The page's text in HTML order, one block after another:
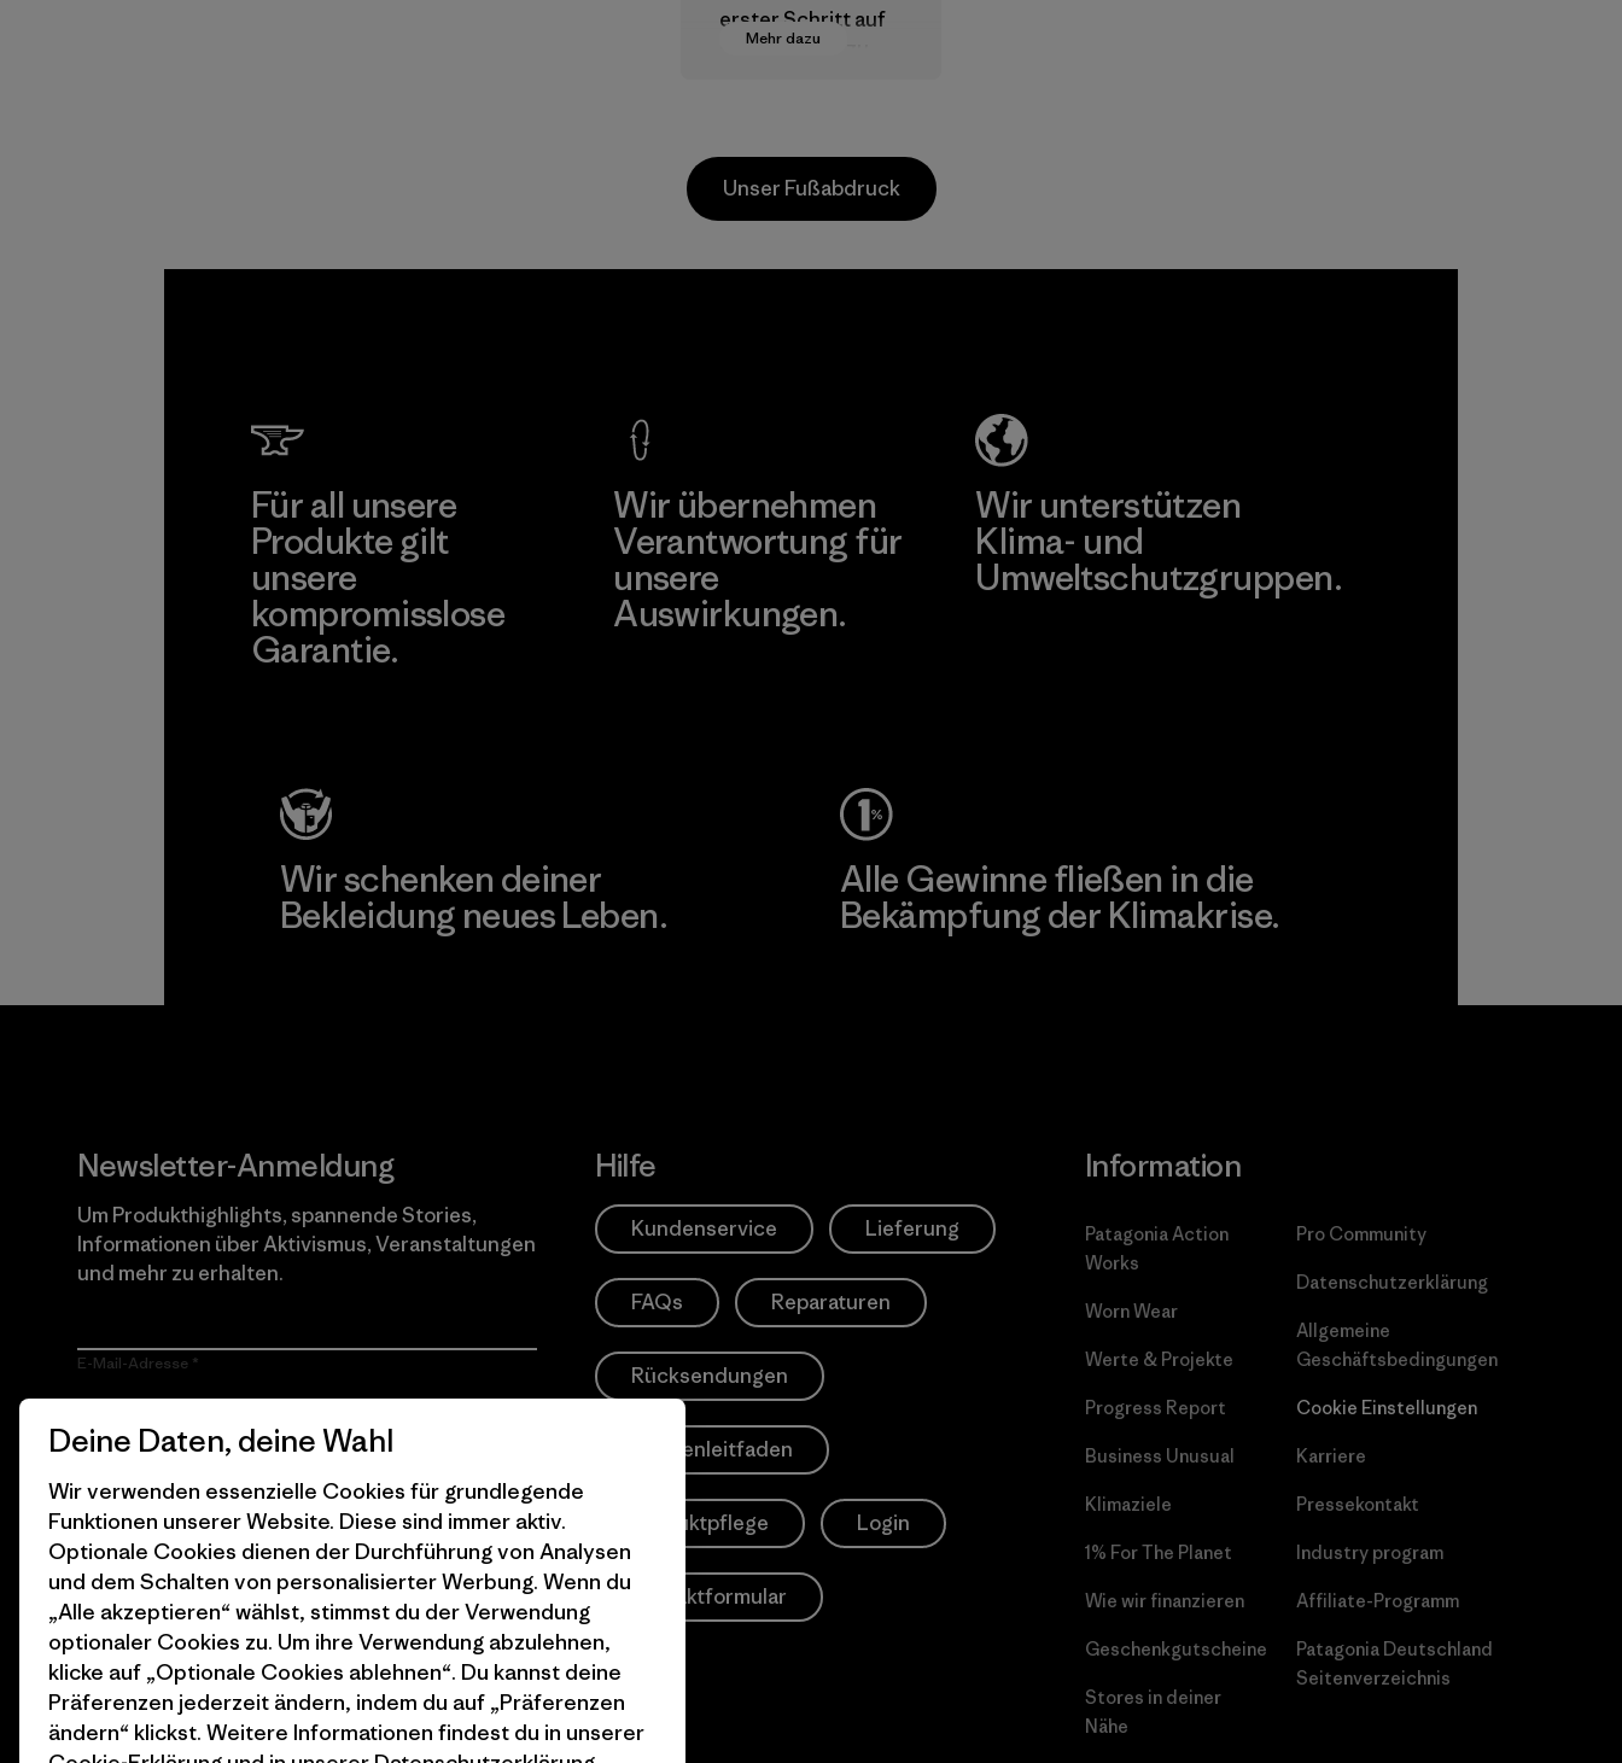
Mehr dazu
erster Schritt auf
dem Pfad hin zu
alle Partner, die in
unserer
Lieferkette tätig
Unser Fußabdruck
Für all unsere
Produkte gilt
unsere
kompromisslose
Garantie.
Wir übernehmen
Verantwortung für
unsere
Auswirkungen.
Wir unterstützen
Klima- und
Umweltschutzgruppen.
Wir schenken deiner
Bekleidung neues Leben.
Alle Gewinne fließen in die
Bekämpfung der Klimakrise.
Newsletter-Anmeldung
Um Produkthighlights, spannende Stories,
Informationen über Aktivismus, Veranstaltungen
und mehr zu erhalten.
E-Mail-Adresse
Durch Klicken auf die Anmelden Taste, erkläre mich damit
einverstanden, dass Patagonia meine E-Mail-Adresse
Stories, Informationen über Aktivismus, Veranstaltungen und
mehr gemäß der Datenschutzerklärungvon Patagonia zusendet.
Anmelden
Hilfe
Kundenservice Lieferung
FAQs Reparaturen
Rücksendungen
Größenleitfaden
Produktpflege Login
Kontaktformular
Information
Patagonia Action
Works
Worn Wear
Werte & Projekte
Progress Report
Business Unusual
Klimaziele
1% For The Planet
Wie wir finanzieren
Geschenkgutscheine
Stores in deiner
Nähe
Pro Community
Datenschutzerklärung
Allgemeine
Geschäftsbedingungen
Cookie Einstellungen
Karriere
Pressekontakt
Industry program
Affiliate-Programm
Patagonia Deutschland
Seitenverzeichnis
Deine Daten, deine Wahl
Wir verwenden essenzielle Cookies für grundlegende
Funktionen unserer Website. Diese sind immer aktiv.
Optionale Cookies dienen der Durchführung von Analysen
und dem Schalten von personalisierter Werbung. Wenn du
„Alle akzeptieren“ wählst, stimmst du der Verwendung
optionaler Cookies zu. Um ihre Verwendung abzulehnen,
klicke auf „Optionale Cookies ablehnen“. Du kannst deine
Präferenzen jederzeit ändern, indem du auf „Präferenzen
ändern“ klickst. Weitere Informationen findest du in unserer